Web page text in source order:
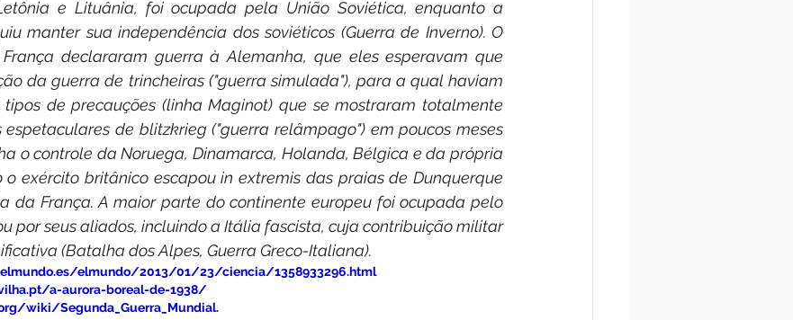
e Lituânia, foi ocupada pela União Soviética, enquanto a
manter sua independência dos soviéticos (Guerra de Inverno). O
declararam guerra à Alemanha, que eles esperavam que
da guerra de trincheiras ("guerra simulada"), para a qual haviam
de precauções (linha Maginot) que se mostraram totalmente
espetaculares de blitzkrieg ("guerra relâmpago") em poucos meses
o controle da Noruega, Dinamarca, Holanda, Bélgica e da própria
o exército britânico escapou in extremis das praias de Dunquerque
da França. A maior parte do continente europeu foi ocupada pelo
por seus aliados, incluindo a Itália fascista, cuja contribuição militar
(Batalha dos Alpes, Guerra Greco-Italiana).
elmundo/2013/01/23/ciencia/1358933296.html
a-aurora-boreal-de-1938/
wiki/Segunda_Guerra_Mundial.